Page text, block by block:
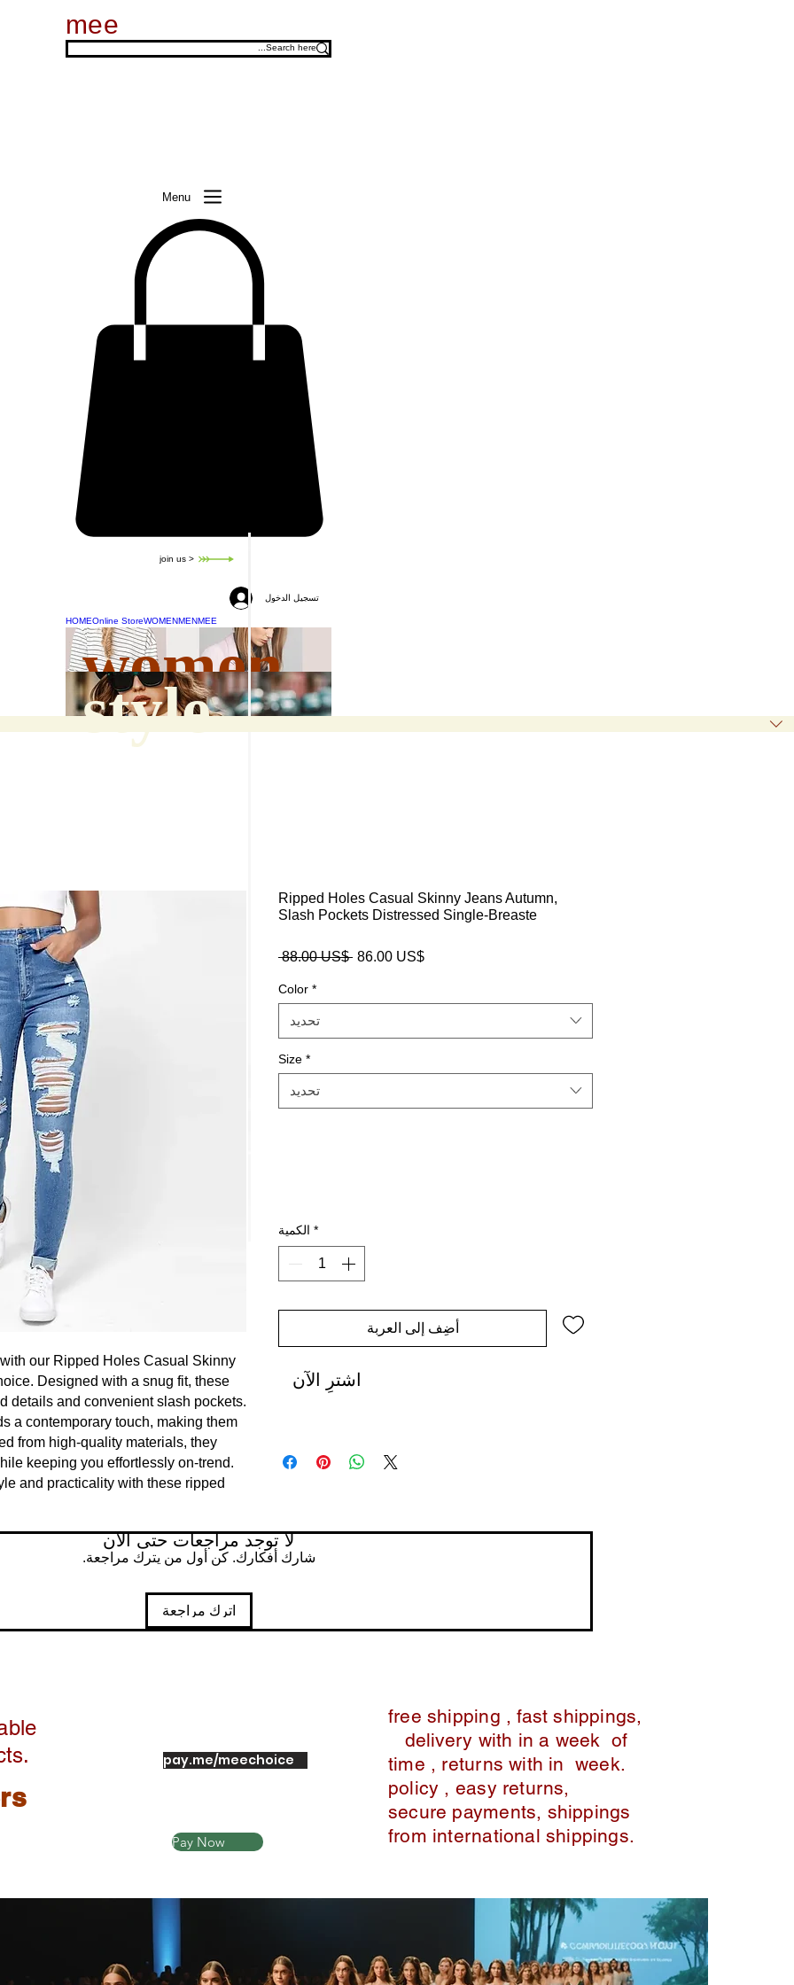
mee
Menu
join us >
تسجيل الدخول
HOMEOnline StoreWOMENMENMEE
women
style
our Ripped Holes Casual Skinny
Designed with a snug fit, these
details and convenient slash pockets.
a contemporary touch, making them
from high-quality materials, they
keeping you effortlessly on-trend.
and practicality with these ripped
Ripped Holes Casual Skinny Jeans Autumn,
Slash Pockets Distressed Single-Breaste
‏88.00 US$ سعر
‏86.00 US$سعر
Color *
تحديد
Size *
تحديد
الكمية *
أضِف إلى العربة
اشترِ الآن
لا توجد مراجعات حتى الآن
شارك أفكارك. كن أول من يترك مراجعة.
اترك مراجعة
pay.me/meechoice
Pay Now
free shipping , fast shippings,
delivery with in a week of
time , returns with in week.
policy , easy returns,
secure payments, shippings
from international shippings.